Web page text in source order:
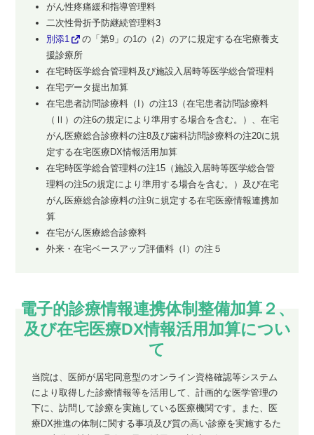
がん性疼痛緩和指導管理料
二次性骨折予防継続管理料3
別添1
の「第9」の1の（2）のアに規定する在宅療養支
援診療所
在宅時医学総合管理料及び施設入居時等医学総合管理料
在宅データ提出加算
在宅患者訪問診療料（I）の注13（在宅患者訪問診療料
（Ⅱ）の注6の規定により準用する場合を含む。）、在宅
がん医療総合診療料の注8及び歯科訪問診療料の注20に規
定する在宅医療DX情報活用加算
在宅時医学総合管理料の注15（施設入居時等医学総合管
理料の注5の規定により準用する場合を含む。）及び在宅
がん医療総合診療料の注9に規定する在宅医療情報連携加
算
在宅がん医療総合診療料
外来・在宅ベースアップ評価料（I）の注５
電子的診療情報連携体制整備加算２、
及び在宅医療DX情報活用加算につい
て
当院は、医師が居宅同意型のオンライン資格確認等システム
により取得した診療情報等を活用して、計画的な医学管理の
下に、訪問して診療を実施している医療機関です。また、医
療DX推進の体制に関する事項及び質の高い診療を実施するた